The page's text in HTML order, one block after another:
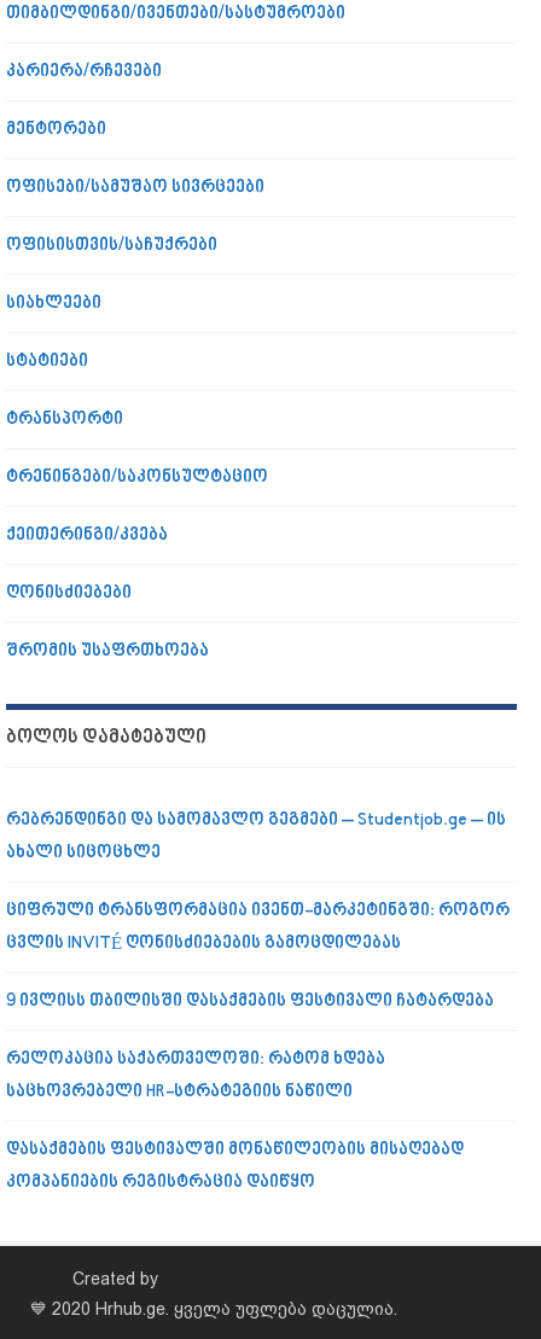
თიმბილდინგი/ივენთები/სასტუმროები
კარიერა/რჩევები
მენტორები
ოფისები/სამუშაო სივრცეები
ოფისისთვის/საჩუქრები
სიახლეები
სტატიები
ტრანსპორტი
ტრენინგები/საკონსულტაციო
ქეითერინგი/კვება
ღონისძიებები
შრომის უსაფრთხოება
ᲑᲝᲚᲝᲡ ᲓᲐᲛᲐᲢᲔᲑᲣᲚᲘ
რებრენდინგი და სამომავლო გეგმები – Studentjob.ge – ის
ახალი სიცოცხლე
ციფრული ტრანსფორმაცია ივენთ-მარკეტინგში: როგორ
ცვლის INVITÉ ღონისძიებების გამოცდილებას
9 ივლისს თბილისში დასაქმების ფესტივალი ჩატარდება
რელოკაცია საქართველოში: რატომ ხდება
საცხოვრებელი HR-სტრატეგიის ნაწილი
დასაქმების ფესტივალში მონაწილეობის მისაღებად
კომპანიების რეგისტრაცია დაიწყო
Created by
💙 2020 Hrhub.ge. ყველა უფლება დაცულია.